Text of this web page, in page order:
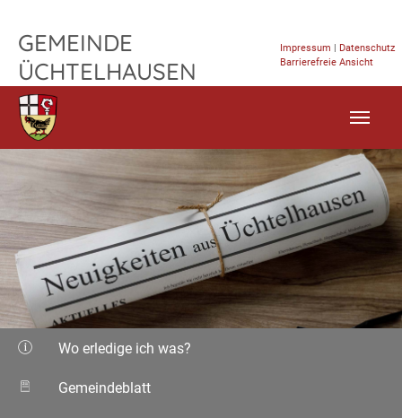
GEMEINDE
ÜCHTELHAUSEN
Impressum | Datenschutz
Barrierefreie Ansicht
Wo erledige ich was?
Gemeindeblatt